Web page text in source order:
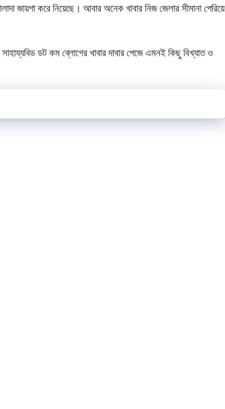
জায়গা করে নিয়েছে। আবার অনেক খাবার নিজ জেলার সীমানা পেরিয়ে
ডট কম ব্লোগের খাবার দাবার পেজে এমনই কিছু বিখ্যাত ও